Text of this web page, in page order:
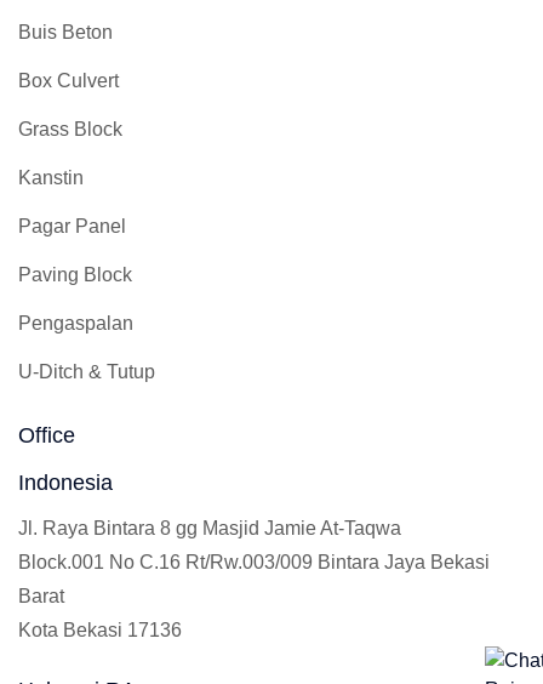
Buis Beton
Box Culvert
Grass Block
Kanstin
Pagar Panel
Paving Block
Pengaspalan
U-Ditch & Tutup
Office
Indonesia
Jl. Raya Bintara 8 gg Masjid Jamie At-Taqwa
Block.001 No C.16 Rt/Rw.003/009 Bintara Jaya Bekasi
Barat
Kota Bekasi 17136